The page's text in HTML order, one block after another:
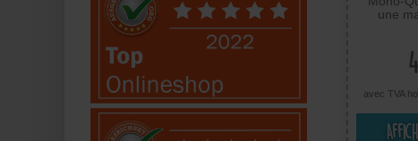
une
avec TVA